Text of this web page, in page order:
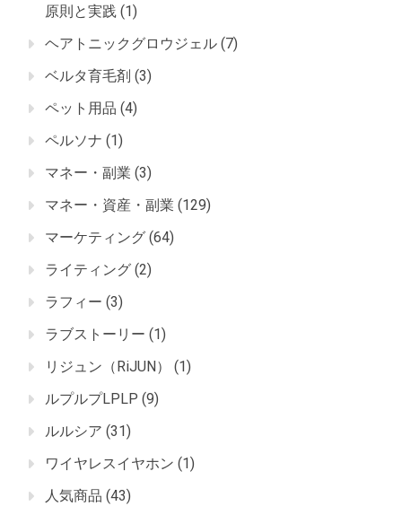
原則と実践 (1)
ヘアトニックグロウジェル (7)
ベルタ育毛剤 (3)
ペット用品 (4)
ペルソナ (1)
マネー・副業 (3)
マネー・資産・副業 (129)
マーケティング (64)
ライティング (2)
ラフィー (3)
ラブストーリー (1)
リジュン（RiJUN）
(1)
ルプルプLPLP (9)
ルルシア (31)
ワイヤレスイヤホン (1)
人気商品 (43)